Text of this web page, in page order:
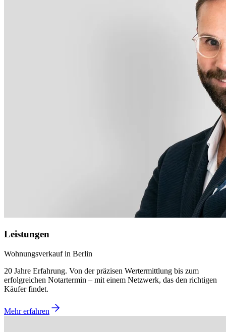
Leistungen
Wohnungsverkauf in Berlin
20 Jahre Erfahrung. Von der präzisen Wertermittlung bis zum
erfolgreichen Notartermin – mit einem Netzwerk, das den richtigen
Käufer findet.
Mehr erfahren